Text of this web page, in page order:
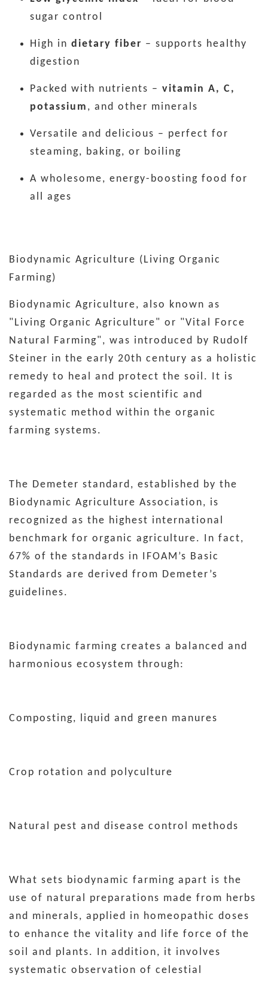
sugar control
High in dietary fiber – supports healthy
digestion
Packed with nutrients – vitamin A, C,
potassium , and other minerals
Versatile and delicious – perfect for
steaming, baking, or boiling
A wholesome, energy-boosting food for
all ages
Biodynamic Agriculture (Living Organic
Farming)
Biodynamic Agriculture, also known as
"Living Organic Agriculture" or "Vital Force
Natural Farming", was introduced by Rudolf
Steiner in the early 20th century as a holistic
remedy to heal and protect the soil. It is
regarded as the most scientific and
systematic method within the organic
farming systems.
The Demeter standard, established by the
Biodynamic Agriculture Association, is
recognized as the highest international
benchmark for organic agriculture. In fact,
67% of the standards in IFOAM’s Basic
Standards are derived from Demeter’s
guidelines.
Biodynamic farming creates a balanced and
harmonious ecosystem through:
Composting, liquid and green manures
Crop rotation and polyculture
Natural pest and disease control methods
What sets biodynamic farming apart is the
use of natural preparations made from herbs
and minerals, applied in homeopathic doses
to enhance the vitality and life force of the
soil and plants. In addition, it involves
systematic observation of celestial